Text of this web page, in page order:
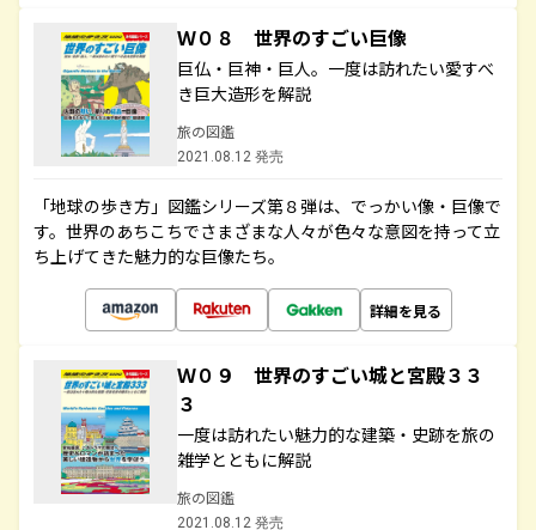
Ｗ０８ 世界のすごい巨像
巨仏・巨神・巨人。一度は訪れたい愛すべ
き巨大造形を解説
旅の図鑑
2021.08.12 発売
「地球の歩き方」図鑑シリーズ第８弾は、でっかい像・巨像で
す。世界のあちこちでさまざまな人々が色々な意図を持って立
ち上げてきた魅力的な巨像たち。
詳細を見る
Ｗ０９ 世界のすごい城と宮殿３３
３
一度は訪れたい魅力的な建築・史跡を旅の
雑学とともに解説
旅の図鑑
2021.08.12 発売